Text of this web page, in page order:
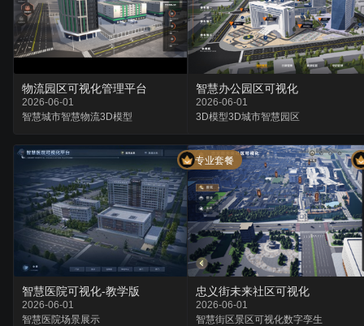
物流园区可视化管理平台
2026-06-01
智慧城市智慧物流3D模型
智慧办公园区可视化
2026-06-01
3D模型3D城市智慧园区
专业套餐
智慧医院可视化-教学版
2026-06-01
智慧医院场景展示
忠义街未来社区可视化
2026-06-01
智慧街区景区可视化数字孪生